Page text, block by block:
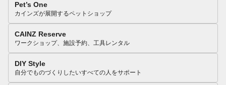
Pet’s One
カインズが展開するペットショップ
CAINZ Reserve
ワークショップ、施設予約、工具レンタル
DIY Style
自分でものづくりしたいすべての人をサポート